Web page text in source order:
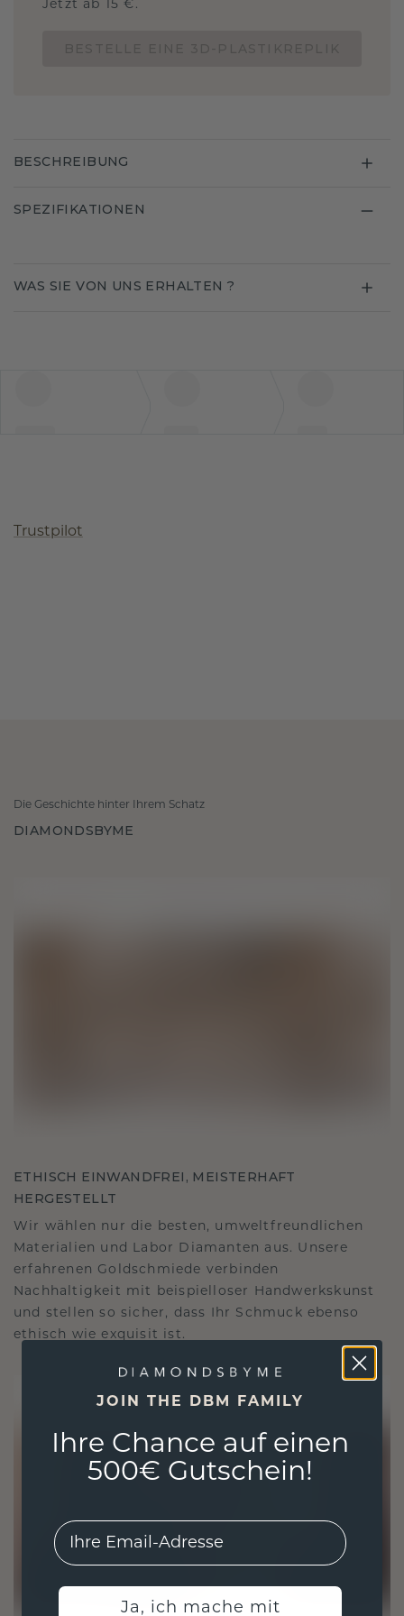
Jetzt ab 15 €.
BESCHREIBUNG
SPEZIFIKATIONEN
WAS SIE VON UNS ERHALTEN ?
Trustpilot
Die Geschichte hinter Ihrem Schatz
DIAMONDSBYME
ETHISCH EINWANDFREI, MEISTERHAFT
HERGESTELLT
Wir wählen nur die besten, umweltfreundlichen
Materialien und Labor Diamanten aus. Unsere
erfahrenen Goldschmiede verbinden
Nachhaltigkeit mit beispielloser Handwerkskunst
und stellen so sicher, dass Ihr Schmuck ebenso
ethisch wie exquisit ist.
JOIN THE DBM FAMILY
Ihre Chance auf einen
500€ Gutschein!
EMail
Ja, ich mache mit